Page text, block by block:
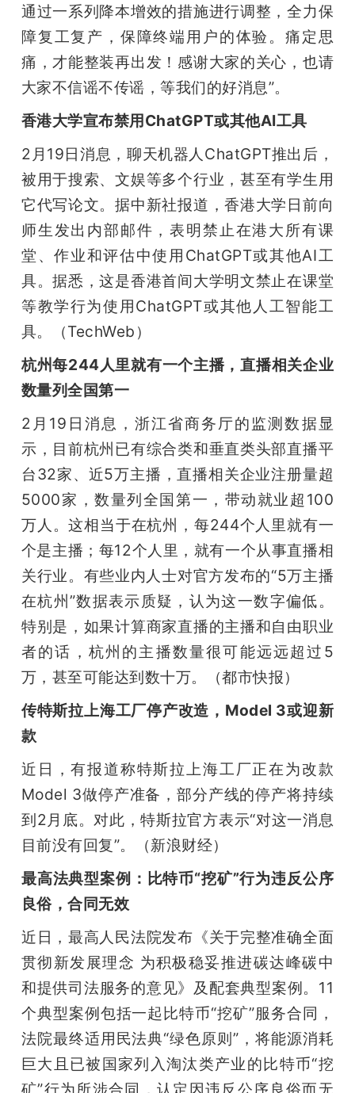
通过一系列降本增效的措施进行调整，全力保
障复工复产，保障终端用户的体验。痛定思
痛，才能整装再出发！感谢大家的关心，也请
大家不信谣不传谣，等我们的好消息”。
香港大学宣布禁用ChatGPT或其他AI工具
2月19日消息，聊天机器人ChatGPT推出后，
被用于搜索、文娱等多个行业，甚至有学生用
它代写论文。据中新社报道，香港大学日前向
师生发出内部邮件，表明禁止在港大所有课
堂、作业和评估中使用ChatGPT或其他AI工
具。据悉，这是香港首间大学明文禁止在课堂
等教学行为使用ChatGPT或其他人工智能工
具。（TechWeb）
杭州每244人里就有一个主播，直播相关企业
数量列全国第一
2月19日消息，浙江省商务厅的监测数据显
示，目前杭州已有综合类和垂直类头部直播平
台32家、近5万主播，直播相关企业注册量超
5000家，数量列全国第一，带动就业超100
万人。这相当于在杭州，每244个人里就有一
个是主播；每12个人里，就有一个从事直播相
关行业。有些业内人士对官方发布的“5万主播
在杭州”数据表示质疑，认为这一数字偏低。
特别是，如果计算商家直播的主播和自由职业
者的话，杭州的主播数量很可能远远超过5
万，甚至可能达到数十万。（都市快报）
传特斯拉上海工厂停产改造，Model 3或迎新
款
近日，有报道称特斯拉上海工厂正在为改款
Model 3做停产准备，部分产线的停产将持续
到2月底。对此，特斯拉官方表示“对这一消息
目前没有回复”。（新浪财经）
最高法典型案例：比特币“挖矿”行为违反公序
良俗，合同无效
近日，最高人民法院发布《关于完整准确全面
贯彻新发展理念 为积极稳妥推进碳达峰碳中
和提供司法服务的意见》及配套典型案例。11
个典型案例包括一起比特币“挖矿”服务合同，
法院最终适用民法典“绿色原则”，将能源消耗
巨大且已被国家列入淘汰类产业的比特币“挖
矿”行为所涉合同，认定因违反公序良俗而无